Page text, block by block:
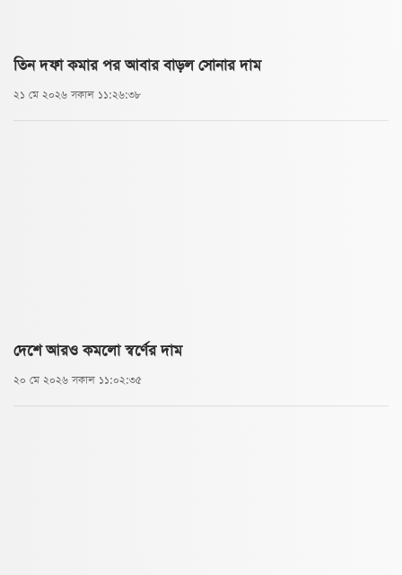
তিন দফা কমার পর আবার বাড়ল সোনার দাম
২১ মে ২০২৬ সকাল ১১:২৬:৩৮
দেশে আরও কমলো স্বর্ণের দাম
২০ মে ২০২৬ সকাল ১১:০২:৩৫